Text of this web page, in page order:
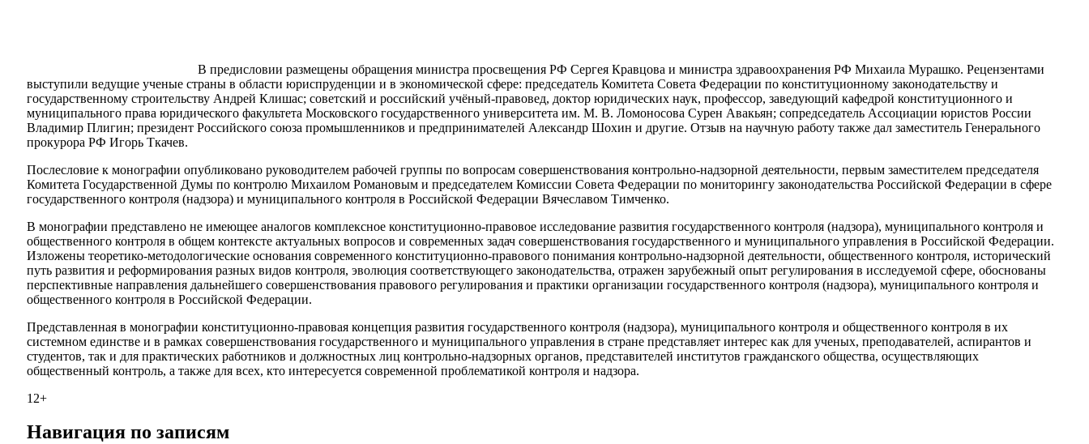
В предисловии размещены обращения министра просвещения РФ Сергея Кравцова и министра здравоохранения РФ Михаила Мурашко. Рецензентами
выступили ведущие ученые страны в области юриспруденции и в экономической сфере: председатель Комитета Совета Федерации по конституционному законодательству и
государственному строительству Андрей Клишас; советский и российский учёный-правовед, доктор юридических наук, профессор, заведующий кафедрой конституционного и
муниципального права юридического факультета Московского государственного университета им. М. В. Ломоносова Сурен Авакьян; сопредседатель Ассоциации юристов России
Владимир Плигин; президент Российского союза промышленников и предпринимателей Александр Шохин и другие. Отзыв на научную работу также дал заместитель Генерального
прокурора РФ Игорь Ткачев.
Послесловие к монографии опубликовано руководителем рабочей группы по вопросам совершенствования контрольно-надзорной деятельности, первым заместителем председателя
Комитета Государственной Думы по контролю Михаилом Романовым и председателем Комиссии Совета Федерации по мониторингу законодательства Российской Федерации в сфере
государственного контроля (надзора) и муниципального контроля в Российской Федерации Вячеславом Тимченко.
В монографии представлено не имеющее аналогов комплексное конституционно-правовое исследование развития государственного контроля (надзора), муниципального контроля и
общественного контроля в общем контексте актуальных вопросов и современных задач совершенствования государственного и муниципального управления в Российской Федерации.
Изложены теоретико-методологические основания современного конституционно-правового понимания контрольно-надзорной деятельности, общественного контроля, исторический
путь развития и реформирования разных видов контроля, эволюция соответствующего законодательства, отражен зарубежный опыт регулирования в исследуемой сфере, обоснованы
перспективные направления дальнейшего совершенствования правового регулирования и практики организации государственного контроля (надзора), муниципального контроля и
общественного контроля в Российской Федерации.
Представленная в монографии конституционно-правовая концепция развития государственного контроля (надзора), муниципального контроля и общественного контроля в их
системном единстве и в рамках совершенствования государственного и муниципального управления в стране представляет интерес как для ученых, преподавателей, аспирантов и
студентов, так и для практических работников и должностных лиц контрольно-надзорных органов, представителей институтов гражданского общества, осуществляющих
общественный контроль, а также для всех, кто интересуется современной проблематикой контроля и надзора.
12+
Навигация по записям